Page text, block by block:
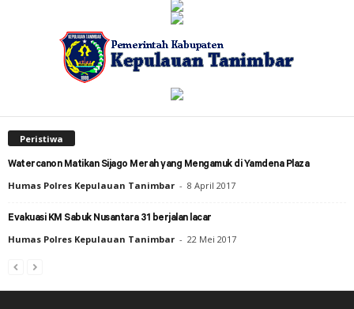
Peristiwa
Watercanon Matikan Sijago Merah yang Mengamuk di Yamdena Plaza
Humas Polres Kepulauan Tanimbar - 8 April 2017
Evakuasi KM Sabuk Nusantara 31 berjalan lacar
Humas Polres Kepulauan Tanimbar - 22 Mei 2017